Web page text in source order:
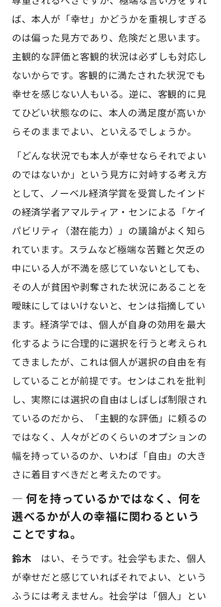
ば、本人が「幸せ」かどうかを重視しすぎる
のは偏った見方であり、危険だと思います。
主観的な評価と客観的状況は必ずしも対応し
ないからです。客観的に満たされた状況でも
幸せを感じない人もいる。逆に、客観的に見
てひどい状態なのに、本人の満足度が高いか
らそのままでよい、といえるでしょうか。
「どんな状況でも本人が幸せならそれでよい
のではないか」という見方に対峙する考え方
として、ノーベル経済学賞を受賞したインド
の経済学者アマルティア・センによる「ケイ
パビリティ（潜在能力）」の議論がよく知ら
れています。スラムなど極端な苦難と欠乏の
中にいる人が不満を感じていないとしても、
その人が貧困や剥奪された状況にあることを
曖昧にしてはいけないと、センは指摘してい
ます。経済学では、個人が自身の効用を最大
化するように合理的に選択を行うと考えられ
てきましたが、これは個人が選択の自由を有
していることが前提です。センはこれを批判
し、実際には選択の自由はしばしば制限され
ているのだから、「主観的な評価」に頼るの
ではなく、人々がどのくらいのオプションの
幅を持っているのか、いわば「自由」の大き
さに着目すべきだと考えたのです。
— 何を持っているかではなく、何を
選べるかが人の幸福に関わるという
ことですね。
鈴木 はい、そうです。社会学もまた、個人
が幸せだと感じていればそれでよい、という
ふうには考えません。社会学は「個人」とい